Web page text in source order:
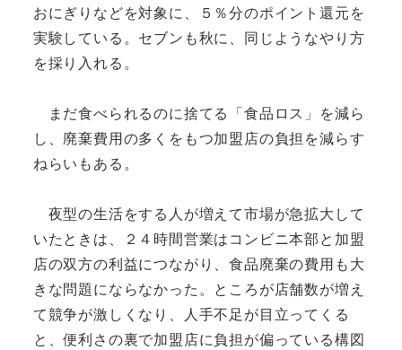
おにぎりなどを対象に、５％分のポイント還元を
実験している。セブンも秋に、同じようなやり方
を採り入れる。
まだ食べられるのに捨てる「食品ロス」を減ら
し、廃棄費用の多くをもつ加盟店の負担を減らす
ねらいもある。
夜型の生活をする人が増えて市場が急拡大して
いたときは、２４時間営業はコンビニ本部と加盟
店の双方の利益につながり、食品廃棄の費用も大
きな問題にならなかった。ところが店舗数が増え
て競争が激しくなり、人手不足が目立ってくる
と、便利さの裏で加盟店に負担が偏っている構図